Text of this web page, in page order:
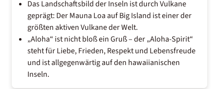
Das Landschaftsbild der Inseln ist durch Vulkane
geprägt: Der Mauna Loa auf Big Island ist einer der
größten aktiven Vulkane der Welt.
„Aloha“ ist nicht bloß ein Gruß – der „Aloha-Spirit“
steht für Liebe, Frieden, Respekt und Lebensfreude
und ist allgegenwärtig auf den hawaiianischen
Inseln.